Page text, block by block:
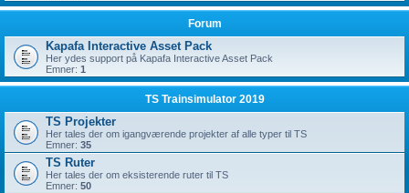
Forum
Kapafa Interactive Asset Pack
Her ydes support på Kapafa Interactive Asset Pack
Emner: 1
TS Trainsimulator 2019
TS Projekter
Her tales der om igangværende projekter af alle typer til TS
Emner: 35
TS Ruter
Her tales der om eksisterende ruter til TS
Emner: 50